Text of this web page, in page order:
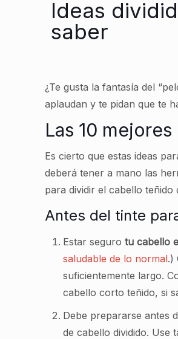
Ideas
saber
¿Te gusta la fantasía del
aplaudan y te pidan que te
Las 10
Es cierto que estas ideas
deberá tener a mano las
para dividir el cabello
Antes del tinte
Estar segurotu cabello
saludable de lo normal.)
suficientemente largo.
cabello corto teñido, si
Debe prepararse antes
de cabello dividido. Use